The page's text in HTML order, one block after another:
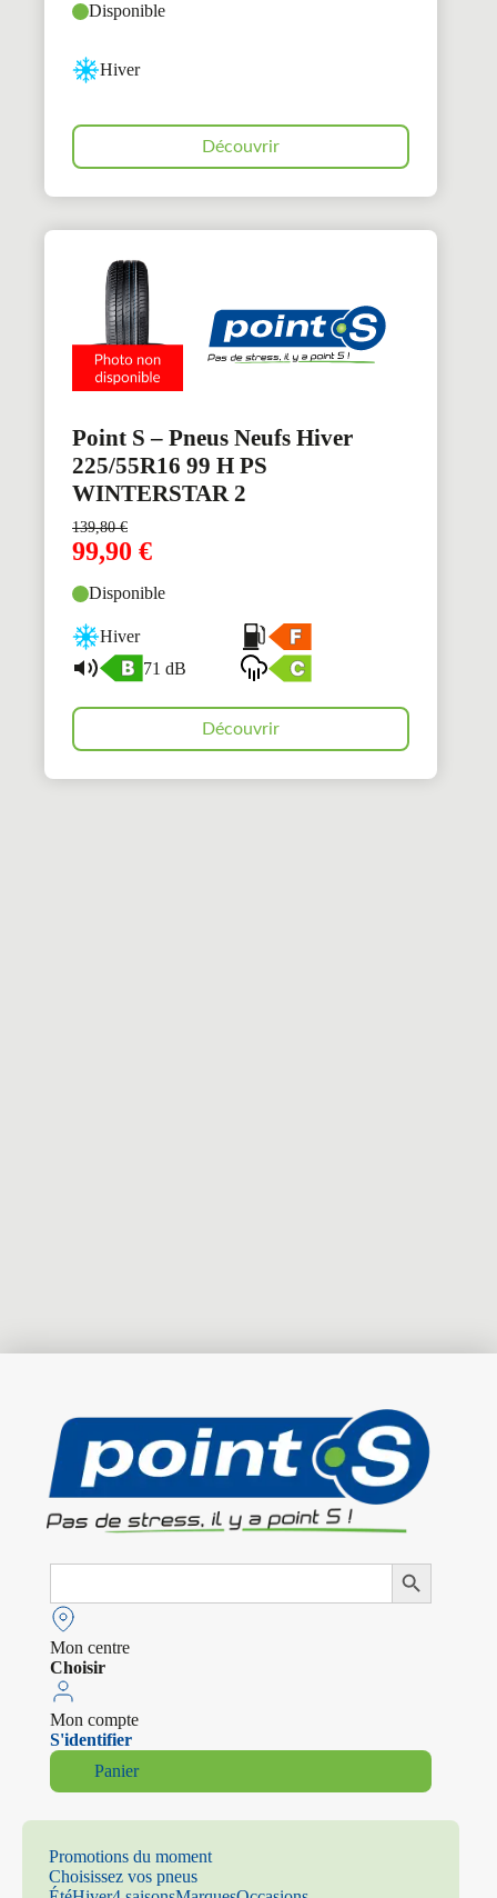
Disponible
Hiver
Découvrir
Point S – Pneus Neufs Hiver
225/55R16 99 H PS
WINTERSTAR 2
139,80€
99,90 €
Disponible
Hiver
71 dB
Découvrir
Search
Search Button
Mon centre
Choisir
Mon compte
S'identifier
Panier
Promotions du moment
Choisissez vos pneus